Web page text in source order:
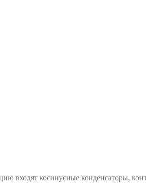
входят косинусные конденсаторы,